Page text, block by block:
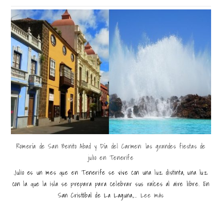
Romería de San Benito Abad y Día del Carmen: las grandes fiestas de
julio en Tenerife
Julio es un mes que en Tenerife se vive con una luz distinta, una luz
con la que la isla se prepara para celebrar sus raíces al aire libre. En
San Cristóbal de La Laguna,... Lee más